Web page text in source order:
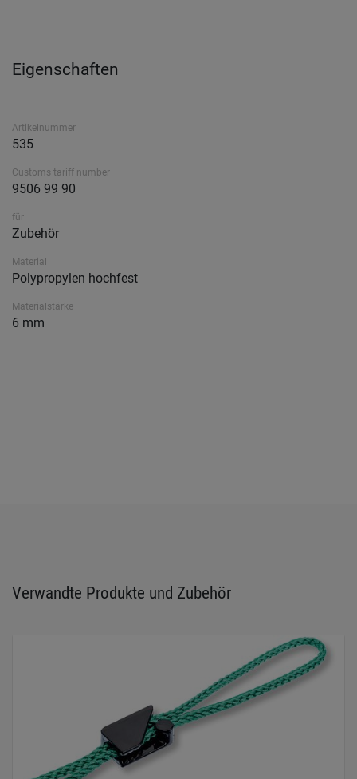
Eigenschaften
Artikelnummer
535
Customs tariff number
9506 99 90
für
Zubehör
Material
Polypropylen hochfest
Materialstärke
6 mm
Verwandte Produkte und Zubehör